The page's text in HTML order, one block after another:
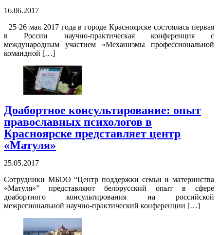
16.06.2017
25-26 мая 2017 года в городе Красноярске состоялась первая
в России научно-практическая конференция с
международным участием «Механизмы профессиональной
командной […]
Доабортное консультирование: опыт
православных психологов в
Красноярске представляет центр
«Матуля»
25.05.2017
Сотрудники МБОО “Центр поддержки семьи и материнства
«Матуля»” представляют белорусский опыт в сфере
доабортного консультирования на российской
межрегиональной научно-практический конференции […]